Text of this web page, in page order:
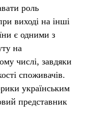
роль
виході на інші
є одними з
на
числі, завдяки
споживачів.
українським
представник